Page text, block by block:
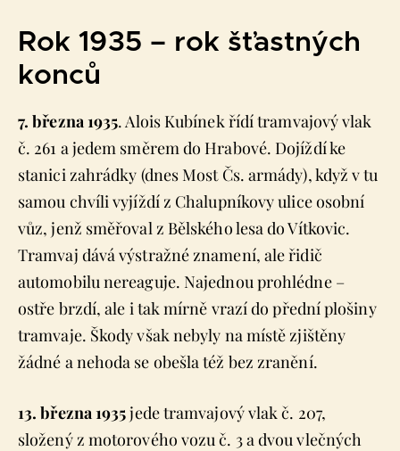
Rok 1935 – rok šťastných
konců
7. března 1935. Alois Kubínek řídí tramvajový vlak
č. 261 a jedem směrem do Hrabové. Dojíždí ke
stanici zahrádky (dnes Most Čs. armády), když v tu
samou chvíli vyjíždí z Chalupníkovy ulice osobní
vůz, jenž směřoval z Bělského lesa do Vítkovic.
Tramvaj dává výstražné znamení, ale řidič
automobilu nereaguje. Najednou prohlédne –
ostře brzdí, ale i tak mírně vrazí do přední plošiny
tramvaje. Škody však nebyly na místě zjištěny
žádné a nehoda se obešla též bez zranění.
13. března 1935jede tramvajový vlak č. 207,
složený z motorového vozu č. 3 a dvou vlečných